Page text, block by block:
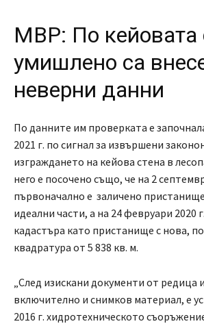
МВР: По кейовата
умишлено са
неверни данни
По данните им проверката е
2021 г. по сигнал за извършени
изграждането на кейова стена в
него е посочено също, че на 2
първоначално е заличено
идеални части, а на 24 февруари 2020
кадастъра като пристанище с нова,
квадратура от 5 838 кв. м.
„След изискани документи от редица
включително и снимков материал, е
2016 г. хидротехническото